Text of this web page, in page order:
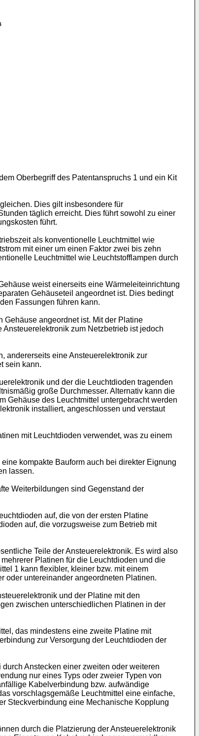
Oberbegriff des Patentanspruchs 1 und ein Kit
Dies gilt insbesondere für
täglich erreicht. Dies führt sowohl zu einer
führt.
als konventionelle Leuchtmittel wie
mit einer um einen Faktor zwei bis zehn
Leuchtmittel wie Leuchtstofflampen durch
weist einerseits eine Wärmeleiteinrichtung
Gehäuseteil angeordnet ist. Dies bedingt
Fassungen führen kann.
Gehäuse angeordnet ist. Mit der Platine
zum Netzbetrieb ist jedoch
andererseits eine Ansteuerelektronik zur
sein kann.
und der die Leuchtdioden tragenden
große Durchmesser. Alternativ kann die
Gehäuse des Leuchtmittel untergebracht werden
installiert, angeschlossen und verstaut
mit Leuchtdioden verwendet, was zu einem
kompakte Bauform auch bei direkter Eignung
lassen.
Weiterbildungen sind Gegenstand der
auf, die von der ersten Platine
auf, die vorzugsweise zum Betrieb mit
Teile der Ansteuerelektronik. Es wird also
Platinen für die Leuchtdioden und die
1 kann flexibler, kleiner bzw. mit einem
oder untereinander angeordneten Platinen.
und der Platine mit den
zwischen unterschiedlichen Platinen in der
das mindestens eine zweite Platine mit
zur Versorgung der Leuchtdioden der
Anstecken einer zweiten oder weiteren
nur eines Typs oder zweier Typen von
Kabelverbindung bzw. aufwändige
vorschlagsgemäße Leuchtmittel eine einfache,
Steckverbindung eine Mechanische Kopplung
durch die Platzierung der Ansteuerelektronik